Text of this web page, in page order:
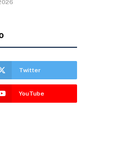
Twitter
YouTube